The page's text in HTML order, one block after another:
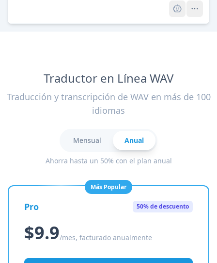
Traductor en Línea WAV
Traducción y transcripción de WAV en más de 100
idiomas
Mensual Anual
Ahorra hasta un 50% con el plan anual
Más Popular
Pro 50% de descuento
$9.9/mes, facturado anualmente